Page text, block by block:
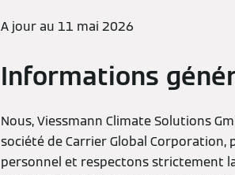
A jour au 11 mai 2026
Informations
Nous, Viessmann Climate Solutions
société de Carrier Global
personnel et respectons strictement